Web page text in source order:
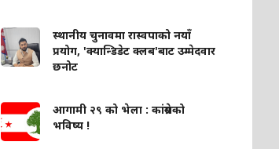
स्थानीय चुनावमा रास्वपाको नयाँ
प्रयोग, 'क्यान्डिडेट क्लब'बाट उम्मेदवार
छनोट
आगामी २९ को भेला : कांग्रेसको
भविष्य !